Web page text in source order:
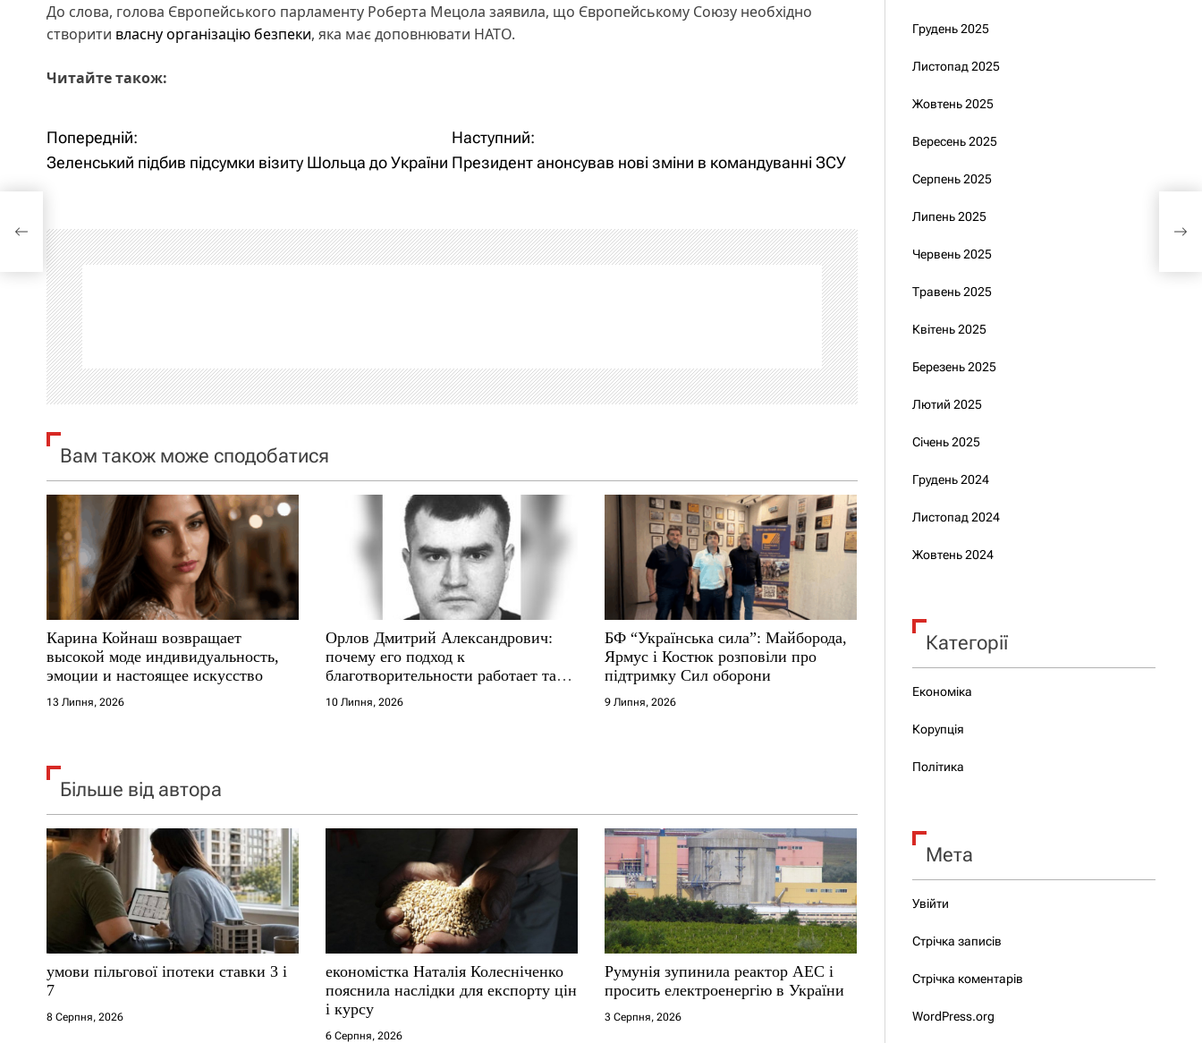
До слова, голова Європейського парламенту Роберта Мецола заявила, що Європейському Союзу необхідно
створити власну організацію безпеки, яка має доповнювати НАТО.
Читайте також:
Н
і
г
а
ц
і
я
з
с
і
Попередній:
Зеленський підбив підсумки візиту Шольца до України
Наступний:
Президент анонсував нові зміни в командуванні ЗСУ
Вам також може сподобатися
Карина Койнаш возвращает
высокой моде индивидуальность,
эмоции и настоящее искусство
13 Липня, 2026
Орлов Дмитрий Александрович:
почему его подход к
благотворительности работает там,
где другие не выдерживают
10 Липня, 2026
БФ “Українська сила”: Майборода,
Ярмус і Костюк розповіли про
підтримку Сил оборони
9 Липня, 2026
Більше від автора
умови пільгової іпотеки ставки 3 і
7
8 Серпня, 2026
економістка Наталія Колесніченко
пояснила наслідки для експорту цін
і курсу
6 Серпня, 2026
Румунія зупинила реактор АЕС і
просить електроенергію в України
3 Серпня, 2026
Грудень 2025
Листопад 2025
Жовтень 2025
Вересень 2025
Серпень 2025
Липень 2025
Червень 2025
Травень 2025
Квітень 2025
Березень 2025
Лютий 2025
Січень 2025
Грудень 2024
Листопад 2024
Жовтень 2024
Категорії
Економіка
Корупція
Політика
Мета
Увійти
Стрічка записів
Стрічка коментарів
WordPress.org